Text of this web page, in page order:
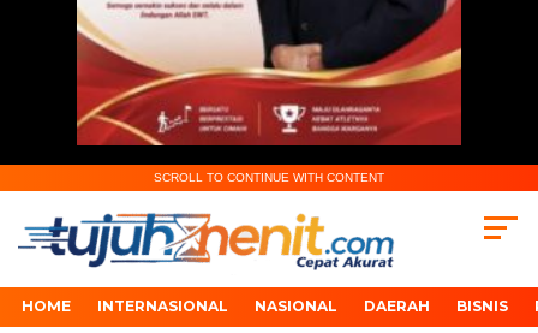
SCROLL TO CONTINUE WITH CONTENT
HOME INTERNASIONAL NASIONAL DAERAH BISNIS